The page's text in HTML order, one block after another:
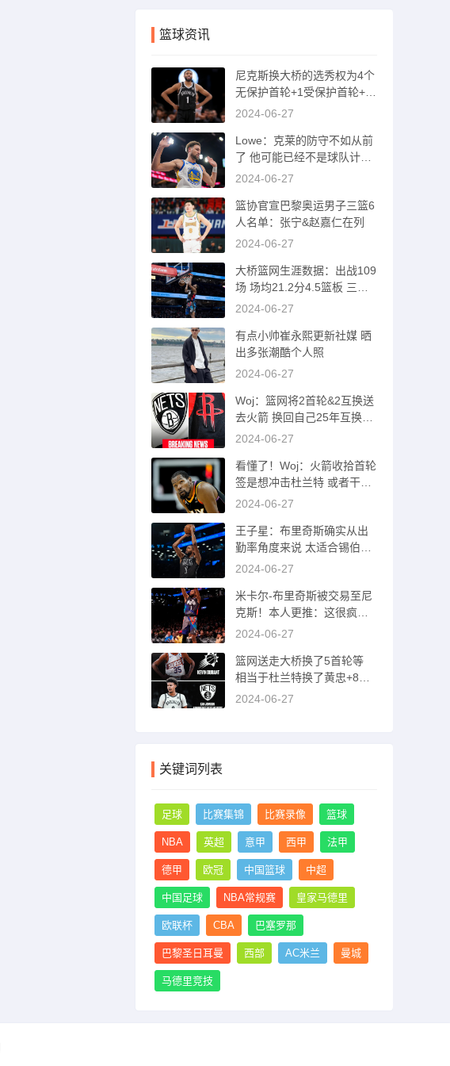
篮球资讯
尼克斯换大桥的选秀权为4个
无保护首轮+1受保护首轮+1
互换+1次轮
2024-06-27
Lowe：克莱的防守不如从前
了 他可能已经不是球队计划
的一部分了
2024-06-27
篮协官宣巴黎奥运男子三篮6
人名单：张宁&赵嘉仁在列
2024-06-27
大桥篮网生涯数据：出战109
场 场均21.2分4.5篮板 三分
命中率37%
2024-06-27
有点小帅崔永熙更新社媒 晒
出多张潮酷个人照
2024-06-27
Woj：篮网将2首轮&2互换送
去火箭 换回自己25年互换和
26首轮
2024-06-27
看懂了！Woj：火箭收拾首轮
签是想冲击杜兰特 或者干一
票大的！
2024-06-27
王子星：布里奇斯确实从出
勤率角度来说 太适合锡伯杜
了吧
2024-06-27
米卡尔-布里奇斯被交易至尼
克斯！本人更推：这很疯狂
哈哈哈
2024-06-27
篮网送走大桥换了5首轮等
相当于杜兰特换了黄忠+8首
轮等资产
2024-06-27
关键词列表
足球 比赛集锦 比赛录像 篮球
NBA 英超 意甲 西甲 法甲
德甲 欧冠 中国篮球 中超
中国足球 NBA常规赛 皇家马德里
欧联杯 CBA 巴塞罗那
巴黎圣日耳曼 西部 AC米兰 曼城
马德里竞技